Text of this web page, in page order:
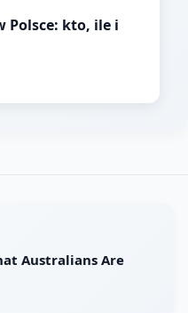
Polsce: kto, ile i
Australians Are